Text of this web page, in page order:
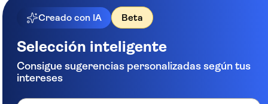
Creado con IA Beta
Selección inteligente
Consigue sugerencias personalizadas según tus
intereses